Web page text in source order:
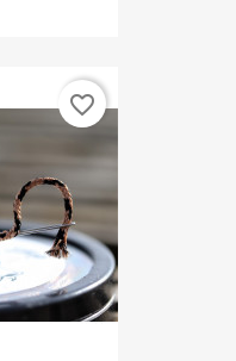
favorite_border